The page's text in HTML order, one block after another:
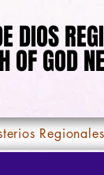
DIOS
OF GOD
DIOS
OF GOD
Regionales